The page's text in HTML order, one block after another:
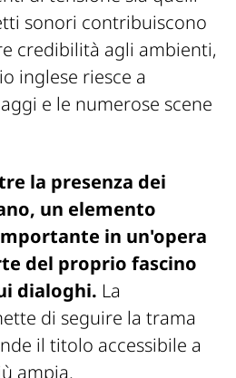
sonori contribuiscono
credibilità agli ambienti,
inglese riesce a
e le numerose scene
la presenza dei
un elemento
in un'opera
del proprio fascino
dialoghi. La
di seguire la trama
il titolo accessibile a
ampia.